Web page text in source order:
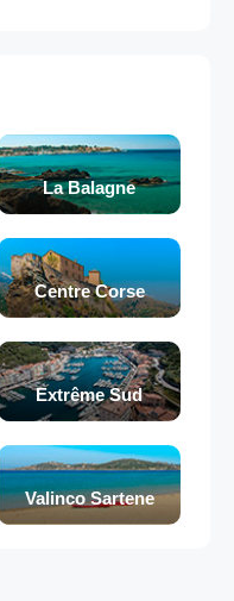
La Balagne
Centre Corse
Extrême Sud
Valinco Sartene